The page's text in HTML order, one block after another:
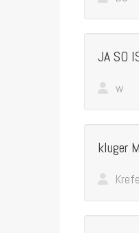
JA SO
w
kluger